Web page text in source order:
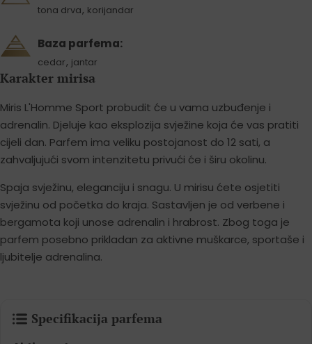
tona drva, korijandar
Baza parfema:
cedar, jantar
Karakter mirisa
Miris L'Homme Sport probudit će u vama uzbuđenje i
adrenalin. Djeluje kao eksplozija svježine koja će vas pratiti
cijeli dan. Parfem ima veliku postojanost do 12 sati, a
zahvaljujući svom intenzitetu privući će i širu okolinu.
Spaja svježinu, eleganciju i snagu. U mirisu ćete osjetiti
svježinu od početka do kraja. Sastavljen je od verbene i
bergamota koji unose adrenalin i hrabrost. Zbog toga je
parfem posebno prikladan za aktivne muškarce, sportaše i
ljubitelje adrenalina.
Specifikacija parfema